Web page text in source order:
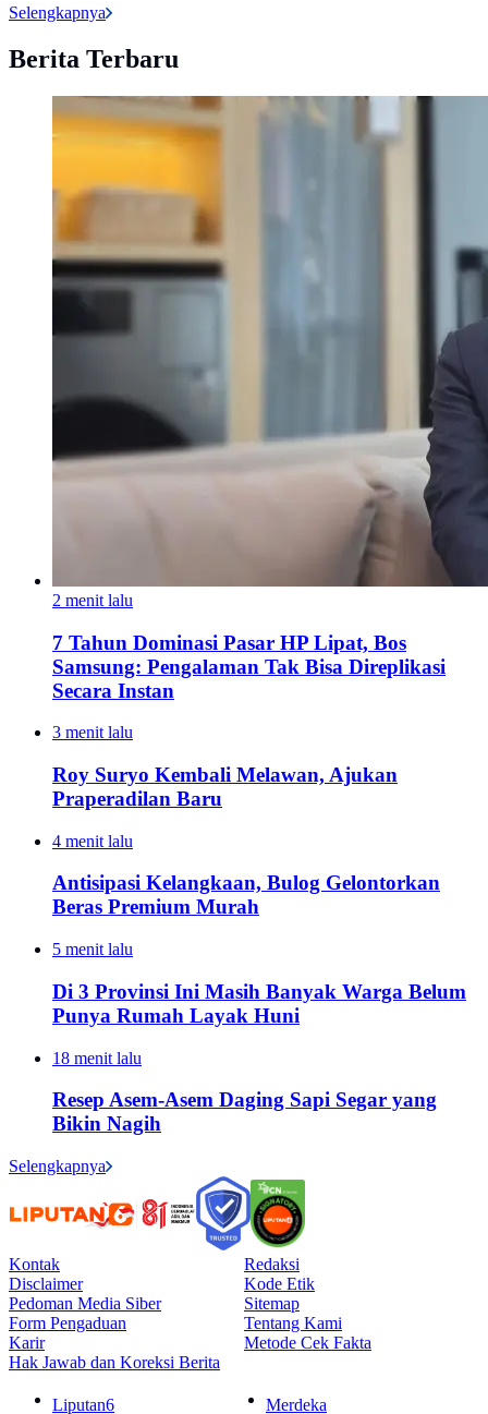
Selengkapnya
Berita Terbaru
2 menit lalu
7 Tahun Dominasi Pasar HP Lipat, Bos
Samsung: Pengalaman Tak Bisa Direplikasi
Secara Instan
3 menit lalu
Roy Suryo Kembali Melawan, Ajukan
Praperadilan Baru
4 menit lalu
Antisipasi Kelangkaan, Bulog Gelontorkan
Beras Premium Murah
5 menit lalu
Di 3 Provinsi Ini Masih Banyak Warga Belum
Punya Rumah Layak Huni
18 menit lalu
Resep Asem-Asem Daging Sapi Segar yang
Bikin Nagih
Selengkapnya
Kontak
Redaksi
Disclaimer
Kode Etik
Pedoman Media Siber
Sitemap
Form Pengaduan
Tentang Kami
Karir
Metode Cek Fakta
Hak Jawab dan Koreksi Berita
Liputan6 Merdeka